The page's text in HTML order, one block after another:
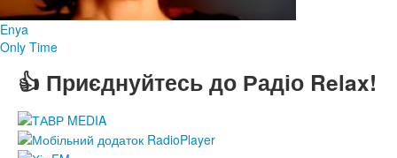
Enya
Only Time
👍 Приєднуйтесь до Радіо Relax!